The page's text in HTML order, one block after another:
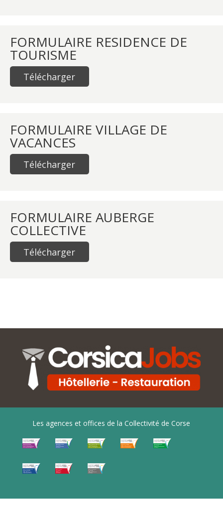
FORMULAIRE RESIDENCE DE
TOURISME
Télécharger
FORMULAIRE VILLAGE DE
VACANCES
Télécharger
FORMULAIRE AUBERGE
COLLECTIVE
Télécharger
Les agences et offices de la Collectivité de Corse